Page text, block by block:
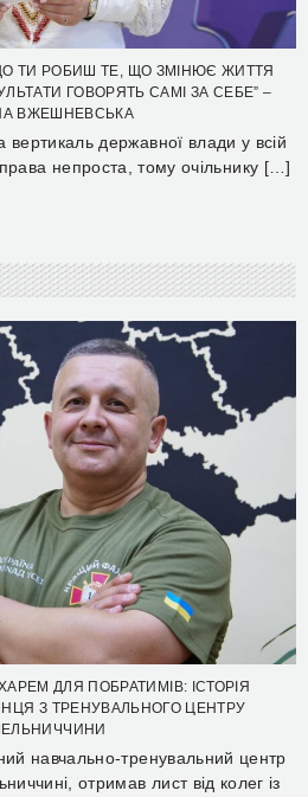
ТИ РОБИШ ТЕ, ЩО ЗМІНЮЄ ЖИТТЯ
ГОВОРЯТЬ САМІ ЗА СЕБЕ” –
ВЖЕШНЕВСЬКА
вертикаль державної влади у всій
непроста, тому очільнику […]
ДЛЯ ПОБРАТИМІВ: ІСТОРІЯ
З ТРЕНУВАЛЬНОГО ЦЕНТРУ
навчально-тренувальний центр
отримав лист від колег із